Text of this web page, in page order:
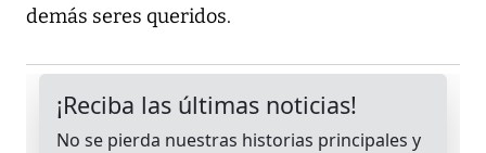
demás seres queridos.